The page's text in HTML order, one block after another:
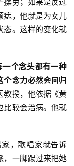
痣，他就是为女儿
态。这样的变化就
一个念头都有一种
个念力必然会回归
教授，他依据《黄
比较会治病。他就
，歌唱家就告诉
，一脚踢过来把她